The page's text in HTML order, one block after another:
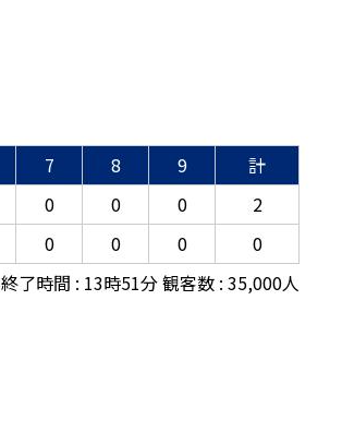
7 8 9
計
0 0 0
2
0 0 0
0
終了時間 : 13時51分 観客数 : 35,000人